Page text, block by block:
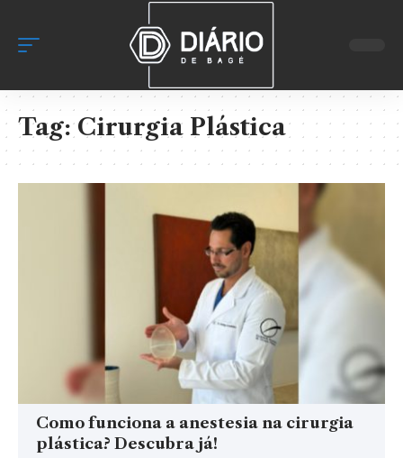
Tag:Cirurgia Plástica
Como funciona a anestesia na cirurgia
plástica? Descubra já!